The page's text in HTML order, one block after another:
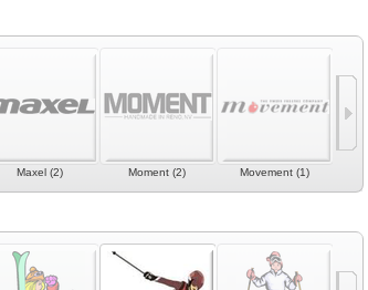
Maxel (2) Moment (2) Movement (1)